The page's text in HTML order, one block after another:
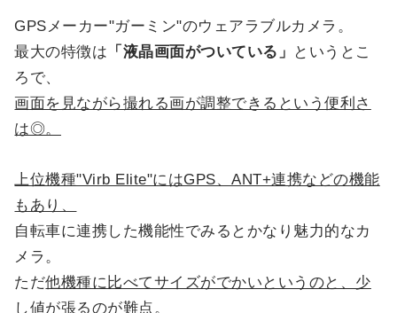
GPSメーカー"ガーミン"のウェアラブルカメラ。
最大の特徴は 「液晶画面がついている」
というとこ
ろで、
画面を見ながら撮れる画が調整できるという便利さ
は◎。
上位機種"Virb Elite"にはGPS、ANT+連携などの機能
もあり、
自転車に連携した機能性でみるとかなり魅力的なカ
メラ。
ただ他機種に比べてサイズがでかいというのと、少
し値が張るのが難点。